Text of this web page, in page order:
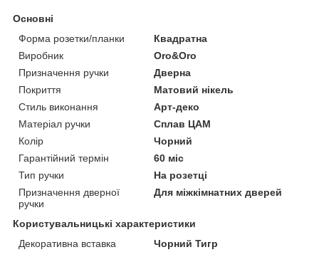
Основні
Форма розетки/планки
Квадратна
Виробник
Oro&Oro
Призначення ручки
Дверна
Покриття
Матовий нікель
Стиль виконання
Арт-деко
Матеріал ручки
Сплав ЦАМ
Колір
Чорний
Гарантійний термін
60 міс
Тип ручки
На розетці
Призначення дверної
ручки
Для міжкімнатних дверей
Користувальницькі характеристики
Декоративна вставка
Чорний Тигр